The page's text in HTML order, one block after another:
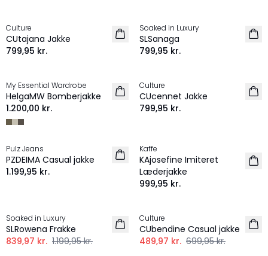
NYHED
Culture
CUtajana Jakke
799,95 kr.
NYHED
Soaked in Luxury
SLSanaga
799,95 kr.
My Essential Wardrobe
HelgaMW Bomberjakke
1.200,00 kr.
NYHED
Culture
CUcennet Jakke
799,95 kr.
NYHED
Pulz Jeans
PZDEIMA Casual jakke
1.199,95 kr.
NYHED
Kaffe
KAjosefine Imiteret
Læderjakke
999,95 kr.
Soaked in Luxury
SLRowena Frakke
839,97 kr. 1.199,95 kr.
Culture
CUbendine Casual jakke
489,97 kr. 699,95 kr.